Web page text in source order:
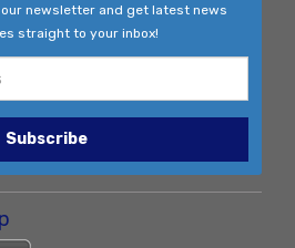
newsletter and get latest news
straight to your inbox!
Subscribe